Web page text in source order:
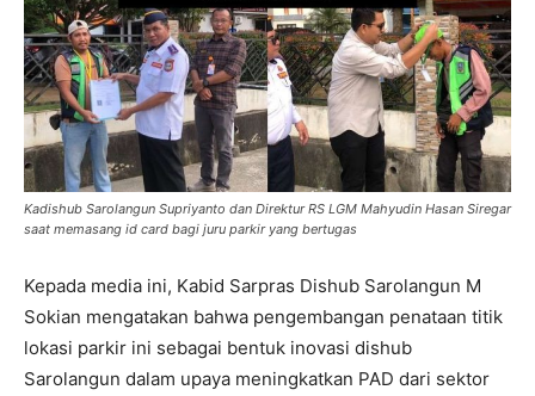
Kadishub Sarolangun Supriyanto dan Direktur RS LGM Mahyudin Hasan Siregar
saat memasang id card bagi juru parkir yang bertugas
Kepada media ini, Kabid Sarpras Dishub Sarolangun M
Sokian mengatakan bahwa pengembangan penataan titik
lokasi parkir ini sebagai bentuk inovasi dishub
Sarolangun dalam upaya meningkatkan PAD dari sektor